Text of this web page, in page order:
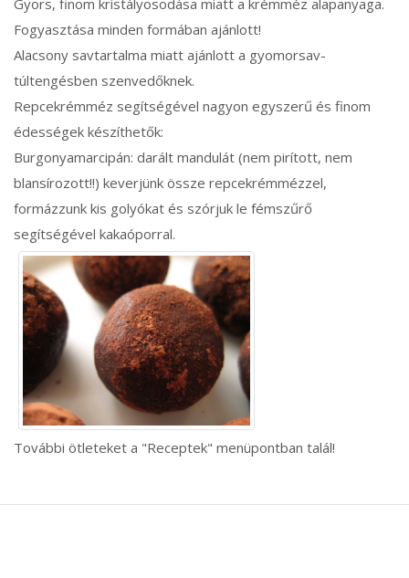
Fogyasztása minden formában ajánlott!
Alacsony savtartalma miatt ajánlott a gyomorsav-
túltengésben szenvedőknek.
Repcekrémméz segítségével nagyon egyszerű és finom
édességek készíthetők:
Burgonyamarcipán: darált mandulát (nem pirított, nem
blansírozott!!) keverjünk össze repcekrémmézzel,
formázzunk kis golyókat és szórjuk le fémszűrő
segítségével kakaóporral.
További ötleteket a "Receptek" menüpontban talál!